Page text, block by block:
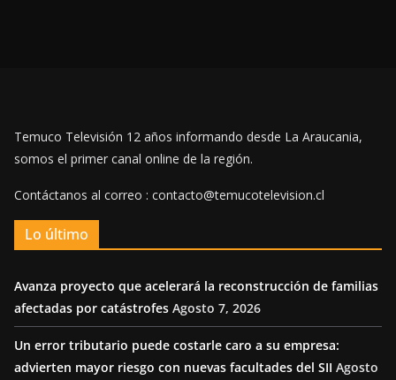
Temuco Televisión 12 años informando desde La Araucania,
somos el primer canal online de la región.
Contáctanos al correo : contacto@temucotelevision.cl
Lo último
Avanza proyecto que acelerará la reconstrucción de familias
afectadas por catástrofes Agosto 7, 2026
Un error tributario puede costarle caro a su empresa:
advierten mayor riesgo con nuevas facultades del SII Agosto